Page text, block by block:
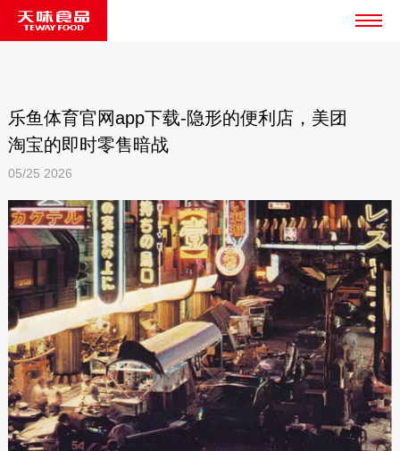
乐鱼体育官网app下载-隐形的便利店，美团
淘宝的即时零售暗战
05/25 2026